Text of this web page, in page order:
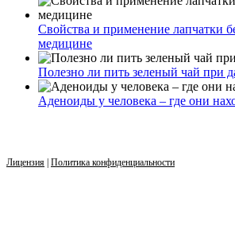
Свойства и применение лапчатки
медицине
Полезно ли пить зеленый чай при
Аденоиды у человека – где они
Лицензия Политика конфиденциальности